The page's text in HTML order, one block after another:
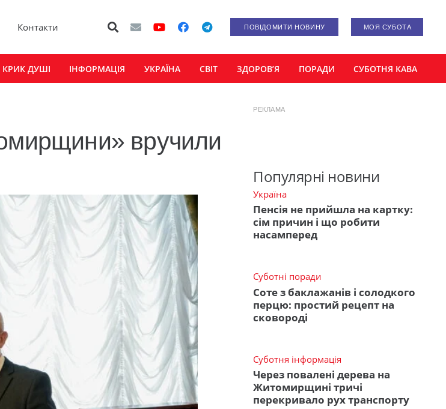
Контакти ПОВІДОМИТИ НОВИНУ МОЯ СУБОТА
КРИК ДУШІ ІНФОРМАЦІЯ УКРАЇНА СВІТ ЗДОРОВ’Я ПОРАДИ СУБОТНЯ КАВА
вручили
РЕКЛАМА
Популярні новини
Україна
Пенсія не прийшла на картку:
сім причин і що робити
насамперед
Суботні поради
Соте з баклажанів і солодкого
перцю: простий рецепт на
сковороді
Суботня інформація
Через повалені дерева на
Житомирщині тричі
перекривало рух транспорту